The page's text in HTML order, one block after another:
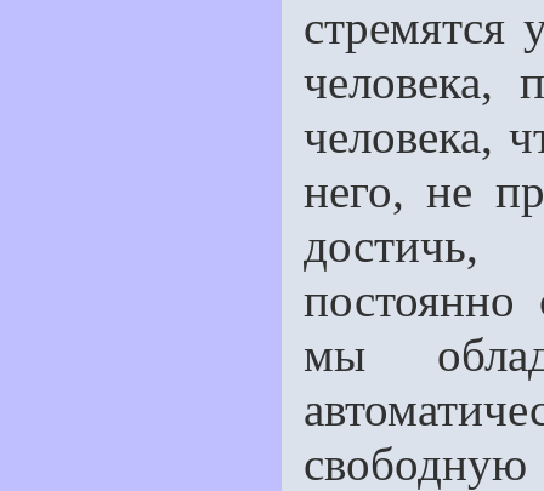
стремятся
человека,
человека,
него, не
достичь,
постоянно
мы